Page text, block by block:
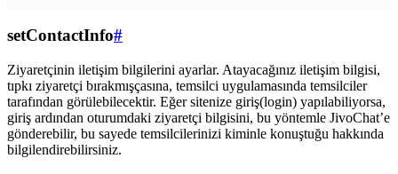
setContactInfo#
Ziyaretçinin iletişim bilgilerini ayarlar. Atayacağınız iletişim bilgisi,
tıpkı ziyaretçi bırakmışçasına, temsilci uygulamasında temsilciler
tarafından görülebilecektir. Eğer sitenize giriş(login) yapılabiliyorsa,
giriş ardından oturumdaki ziyaretçi bilgisini, bu yöntemle JivoChat’e
gönderebilir, bu sayede temsilcilerinizi kiminle konuştuğu hakkında
bilgilendirebilirsiniz.